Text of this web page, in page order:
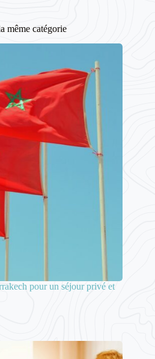
même catégorie
pour un séjour privé et